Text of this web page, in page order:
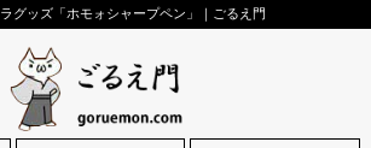
グッズ「ホモォシャープペン」｜ごるえ門